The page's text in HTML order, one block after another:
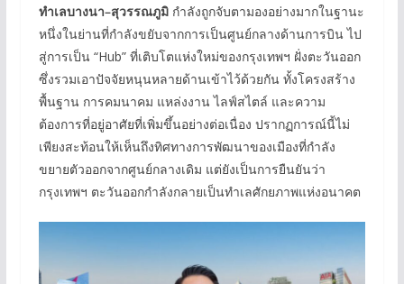
ทำเลบางนา–สุวรรณภูมิกำลังถูกจับตามองอย่างมากในฐานะ
หนึ่งในย่านที่กำลังขยับจากการเป็นศูนย์กลางด้านการบิน ไป
สู่การเป็น “Hub” ที่เติบโตแห่งใหม่ของกรุงเทพฯ ฝั่งตะวันออก
ซึ่งรวมเอาปัจจัยหนุนหลายด้านเข้าไว้ด้วยกัน ทั้งโครงสร้าง
พื้นฐาน การคมนาคม แหล่งงาน ไลฟ์สไตล์ และความ
ต้องการที่อยู่อาศัยที่เพิ่มขึ้นอย่างต่อเนื่อง ปรากฏการณ์นี้ไม่
เพียงสะท้อนให้เห็นถึงทิศทางการพัฒนาของเมืองที่กำลัง
ขยายตัวออกจากศูนย์กลางเดิม แต่ยังเป็นการยืนยันว่า
กรุงเทพฯ ตะวันออกกำลังกลายเป็นทำเลศักยภาพแห่งอนาคต